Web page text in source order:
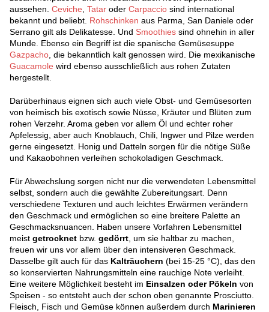
aussehen. Ceviche, Tatar oder Carpaccio sind international
bekannt und beliebt. Rohschinken aus Parma, San Daniele oder
Serrano gilt als Delikatesse. Und Smoothies sind ohnehin in aller
Munde. Ebenso ein Begriff ist die spanische Gemüsesuppe
Gazpacho, die bekanntlich kalt genossen wird. Die mexikanische
Guacamole wird ebenso ausschließlich aus rohen Zutaten
hergestellt.
Darüberhinaus eignen sich auch viele Obst- und Gemüsesorten
von heimisch bis exotisch sowie Nüsse, Kräuter und Blüten zum
rohen Verzehr. Aroma geben vor allem Öl und echter roher
Apfelessig, aber auch Knoblauch, Chili, Ingwer und Pilze werden
gerne eingesetzt. Honig und Datteln sorgen für die nötige Süße
und Kakaobohnen verleihen schokoladigen Geschmack.
Für Abwechslung sorgen nicht nur die verwendeten Lebensmittel
selbst, sondern auch die gewählte Zubereitungsart. Denn
verschiedene Texturen und auch leichtes Erwärmen verändern
den Geschmack und ermöglichen so eine breitere Palette an
Geschmacksnuancen. Haben unsere Vorfahren Lebensmittel
meist getrocknet bzw. gedörrt, um sie haltbar zu machen,
freuen wir uns vor allem über den intensiveren Geschmack.
Dasselbe gilt auch für das Kalträuchern (bei 15-25 °C), das den
so konservierten Nahrungsmitteln eine rauchige Note verleiht.
Eine weitere Möglichkeit besteht im Einsalzen oder Pökeln von
Speisen - so entsteht auch der schon oben genannte Prosciutto.
Fleisch, Fisch und Gemüse können außerdem durch Marinieren